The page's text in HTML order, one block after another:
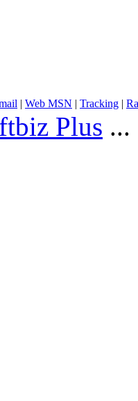
| Web MSN | Tracking |
Plus ...